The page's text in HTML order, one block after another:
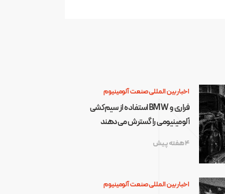
اخبار بین المللی صنعت آلومینیوم
فراری و BMW استفاده از سیم‌کشی
آلومینیومی را گسترش می‌دهند
4 هفته پیش
اخبار بین المللی صنعت آلومینیوم